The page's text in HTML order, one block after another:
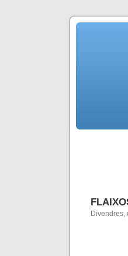
Divendres,